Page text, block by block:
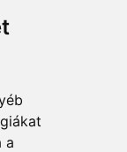
a